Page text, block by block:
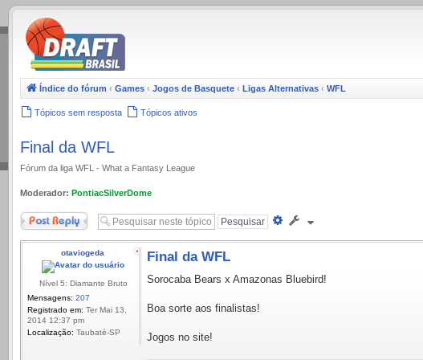
.
Índice do fórum ‹ Games ‹ Jogos de Basquete ‹ Ligas Alternativas ‹ WFL
Tópicos sem resposta Tópicos ativos
Final da WFL
Fórum da liga WFL - What a Fantasy League
Moderador: PontiacSilverDome
Responder
Pesquisa
otaviogeda
Nível 5: Diamante Bruto
Mensagens: 207
Registrado em: Ter Mai 13,
2014 12:37 pm
Localização: Taubaté-SP
Final da WFL
Sorocaba Bears x Amazonas Bluebird!
Boa sorte aos finalistas!
Jogos no site!